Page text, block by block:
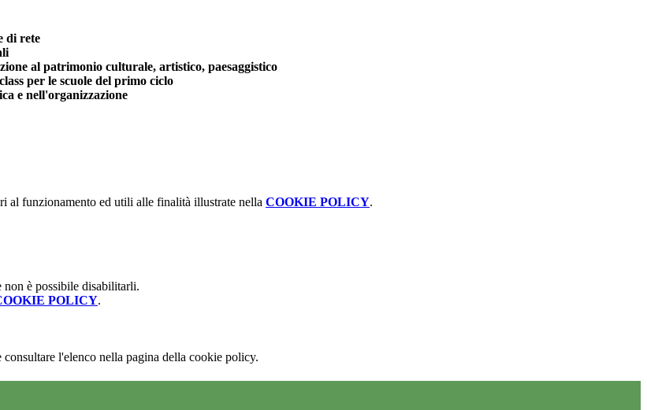
di rete
al patrimonio culturale, artistico, paesaggistico
per le scuole del primo ciclo
e nell'organizzazione
al funzionamento ed utili alle finalità illustrate nella COOKIE POLICY.
non è possibile disabilitarli.
POLICY.
l'elenco nella pagina della cookie policy.